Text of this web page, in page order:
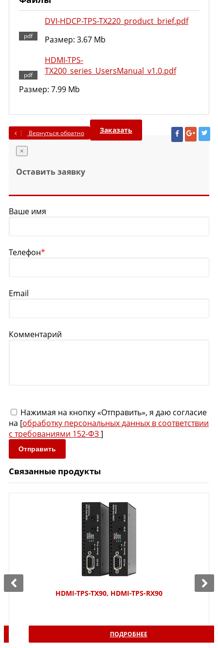
DVI-HDCP-TPS-TX220_product_brief.pdf
Размер: 3.67 Mb
HDMI-TPS-
TX200_series_UsersManual_v1.0.pdf
Размер: 7.99 Mb
Вернуться обратно Заказать
×
Оставить заявку
Ваше имя
Телефон*
Email
Комментарий
Нажимая на кнопку «Отправить», я даю согласие
на [обработку персональных данных в соответствии
с требованиями 152-ФЗ]
Отправить
Связанные продукты
HDMI-TPS-TX90, HDMI-TPS-RX90
ПОДРОБНЕЕ